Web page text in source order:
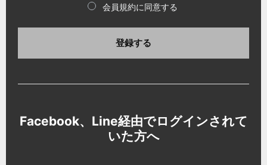
会員規約に同意する
登録する
Facebook、Line経由でログインされて
いた方へ